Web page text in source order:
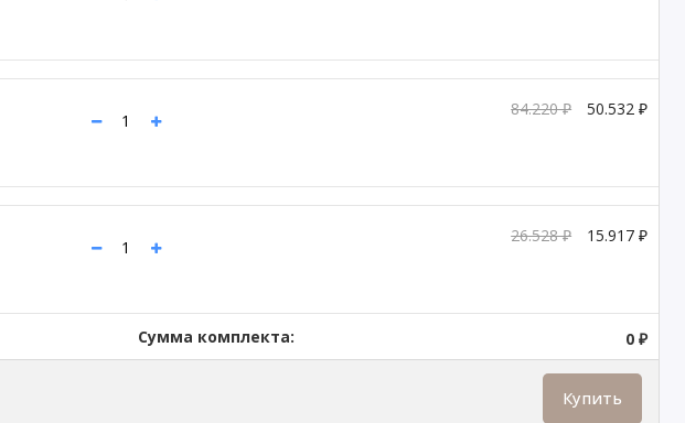
84.220 ₽ 50.532 ₽
26.528 ₽ 15.917 ₽
Сумма комплекта: 0 ₽
Купить